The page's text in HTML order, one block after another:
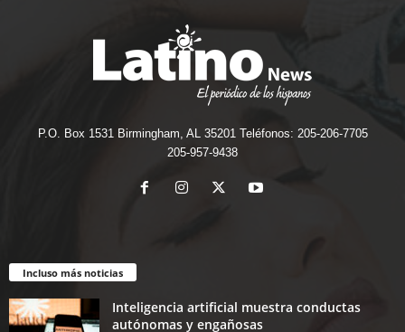
P.O. Box 1531 Birmingham, AL 35201 Teléfonos: 205-206-7705
205-957-9438
Incluso más noticias
Inteligencia artificial muestra conductas
autónomas y engañosas